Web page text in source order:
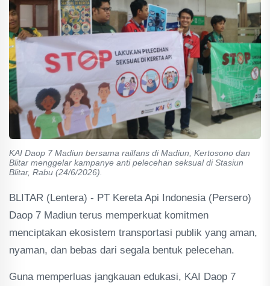
KAI Daop 7 Madiun bersama railfans di Madiun, Kertosono dan
Blitar menggelar kampanye anti pelecehan seksual di Stasiun
Blitar, Rabu (24/6/2026).
BLITAR (Lentera) - PT Kereta Api Indonesia (Persero)
Daop 7 Madiun terus memperkuat komitmen
menciptakan ekosistem transportasi publik yang aman,
nyaman, dan bebas dari segala bentuk pelecehan.
Guna memperluas jangkauan edukasi, KAI Daop 7